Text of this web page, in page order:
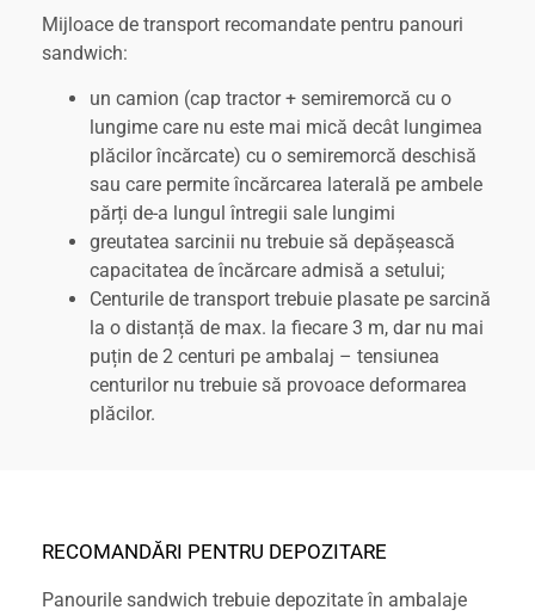
Mijloace de transport recomandate pentru panouri
sandwich:
un camion (cap tractor + semiremorcă cu o
lungime care nu este mai mică decât lungimea
plăcilor încărcate) cu o semiremorcă deschisă
sau care permite încărcarea laterală pe ambele
părți de-a lungul întregii sale lungimi
greutatea sarcinii nu trebuie să depășească
capacitatea de încărcare admisă a setului;
Centurile de transport trebuie plasate pe sarcină
la o distanță de max. la fiecare 3 m, dar nu mai
puțin de 2 centuri pe ambalaj – tensiunea
centurilor nu trebuie să provoace deformarea
plăcilor.
RECOMANDĂRI PENTRU DEPOZITARE
Panourile sandwich trebuie depozitate în ambalaje